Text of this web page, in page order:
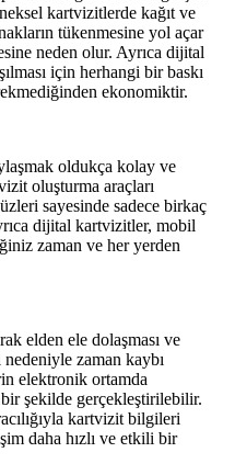
kartvizitlerde kağıt ve
tükenmesine yol açar
neden olur. Ayrıca dijital
için herhangi bir baskı
ekonomiktir.
oldukça kolay ve
oluşturma araçları
sayesinde sadece birkaç
dijital kartvizitler, mobil
zaman ve her yerden
elden ele dolaşması ve
zaman kaybı
elektronik ortamda
bir şekilde gerçekleştirilebilir.
kartvizit bilgileri
daha hızlı ve etkili bir